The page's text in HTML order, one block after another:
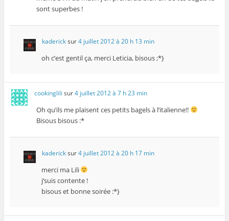
sont superbes !
kadericksur4 juillet 2012 à 20 h 13 min
oh c’est gentil ça, merci Leticia, bisous ;*}
cookinglili sur4 juillet 2012 à 7 h 23 min
Oh qu’ils me plaisent ces petits bagels à l’italienne!!
Bisous bisous :*
kadericksur4 juillet 2012 à 20 h 17 min
merci ma Lili
j’suis contente !
bisous et bonne soirée :*}